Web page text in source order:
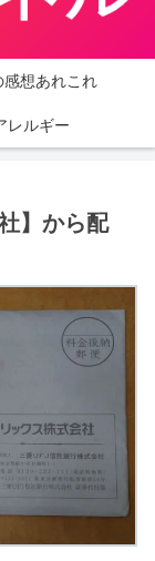
感想あれこれ
レルギー
】から配